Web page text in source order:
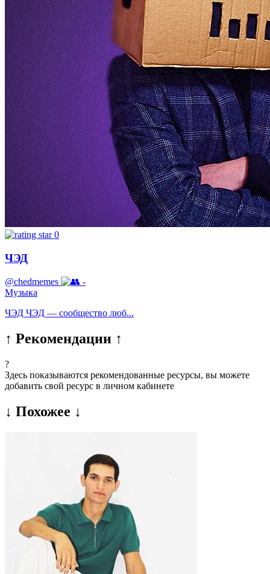
0
ЧЭД
@chedmemes
-
Музыка
ЧЭД ЧЭД — сообщество люб...
↑ Рекомендации ↑
?
Здесь показываются рекомендованные ресурсы, вы можете
добавить свой ресурс в личном кабинете
↓ Похожее ↓